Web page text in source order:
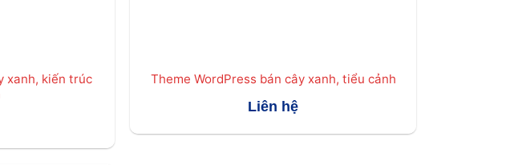
xanh, kiến trúc
Theme WordPress bán cây xanh, tiểu cảnh
Liên hệ